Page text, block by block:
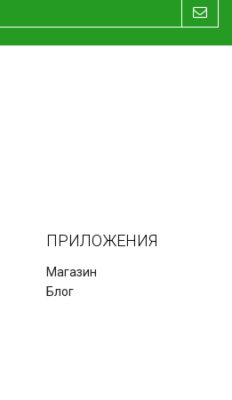
ПРИЛОЖЕНИЯ
Магазин
Блог